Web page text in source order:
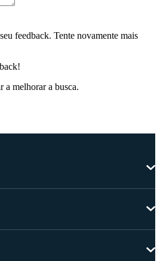
feedback. Tente novamente mais
a melhorar a busca.